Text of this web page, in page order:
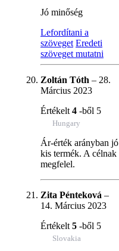
Jó minőség
Lefordítani a
szöveget Eredeti
szöveget mutatni
Zoltán Tóth – 28.
Március 2023
Értékelt 4 -ből 5
Hungary
Ár-érték arányban jó
kis termék. A célnak
megfelel.
Zita Pénteková –
14. Március 2023
Értékelt 5 -ből 5
Slovakia